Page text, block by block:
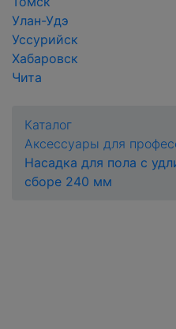
Улан-Удэ
Уссурийск
Хабаровск
Чита
Каталог
Аксессуары для
Насадка для пола с
сборе 240 мм